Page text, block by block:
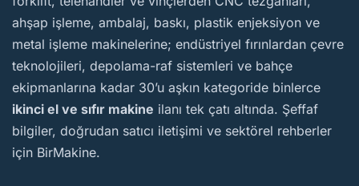
ahşap işleme, ambalaj, baskı, plastik enjeksiyon ve
metal işleme makinelerine; endüstriyel fırınlardan çevre
teknolojileri, depolama-raf sistemleri ve bahçe
ekipmanlarına kadar 30’u aşkın kategoride binlerce
ikinci el ve sıfır makine ilanı tek çatı altında. Şeffaf
bilgiler, doğrudan satıcı iletişimi ve sektörel rehberler
için BirMakine.